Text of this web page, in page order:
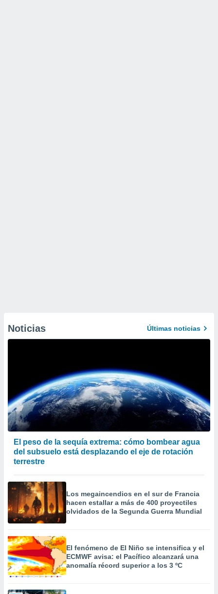
Noticias Últimas noticias
El peso de la sequía extrema: cómo bombear agua
del subsuelo está desplazando el eje de rotación
terrestre
Los megaincendios en el sur de Francia
hacen estallar a más de 400 proyectiles
olvidados de la Segunda Guerra Mundial
El fenómeno de El Niño se intensifica y el
ECMWF avisa: el Pacífico alcanzará una
anomalía récord superior a los 3 ºC